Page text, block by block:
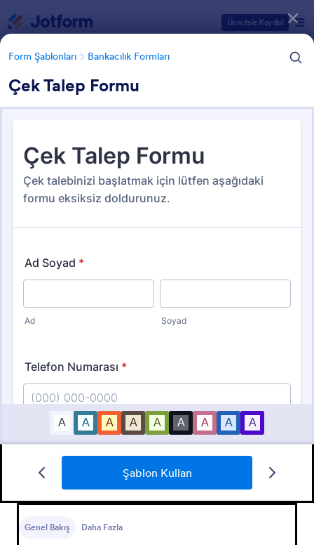
Ücretsiz Kaydol
Form Şablonları Bankacılık Formları
Çek Talep Formu
Şablon Kullan
Genel Bakış Daha Fazla
Form Şablonları Bankacılık Formları
Bankacılık Formları
47 Şablon
Kişisel Geçmiş Formu
kişinin geçmişi hakkında bilgi sahibi olabilirsiniz.
Form Şablonu Kategorileri